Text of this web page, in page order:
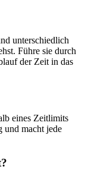
unterschiedlich
Führe sie durch
der Zeit in das
eines Zeitlimits
und macht jede